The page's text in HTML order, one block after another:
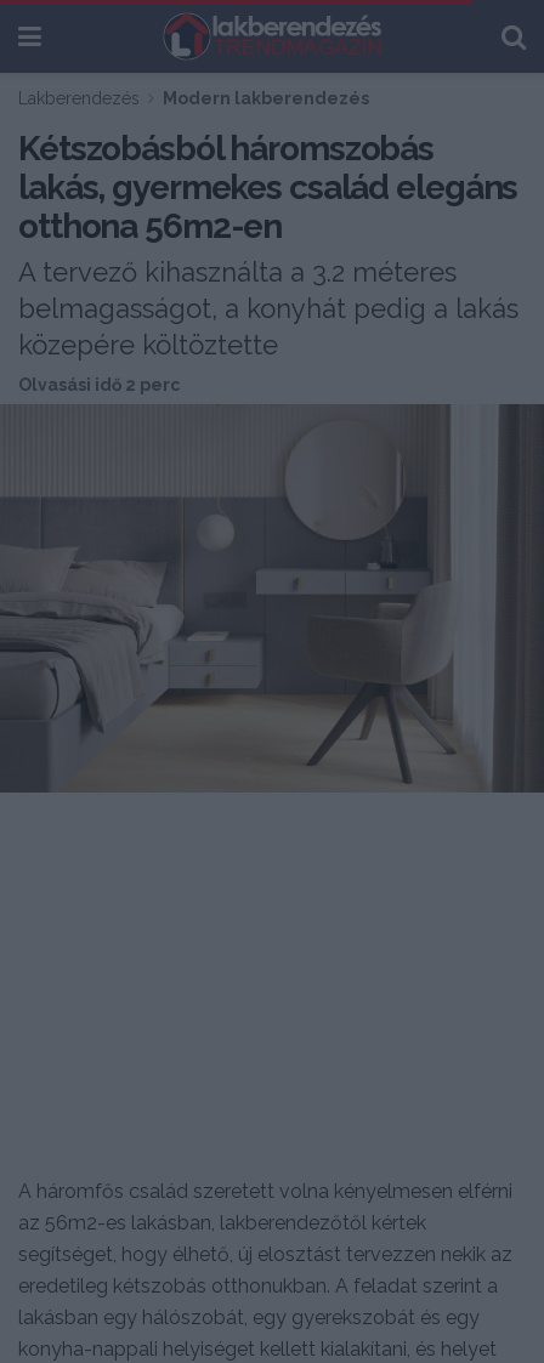
Lakberendezés Modern lakberendezés
Kétszobásból háromszobás
lakás, gyermekes család elegáns
otthona 56m2-en
A tervező kihasználta a 3.2 méteres
belmagasságot, a konyhát pedig a lakás
közepére költöztette
Olvasási idő 2 perc
A háromfős család szeretett volna kényelmesen elférni
az 56m2-es lakásban, lakberendezőtől kértek
segítséget, hogy élhető, új elosztást tervezzen nekik az
eredetileg kétszobás otthonukban. A feladat szerint a
lakásban egy hálószobát, egy gyerekszobát és egy
konyha-nappali helyiséget kellett kialakítani, és helyet